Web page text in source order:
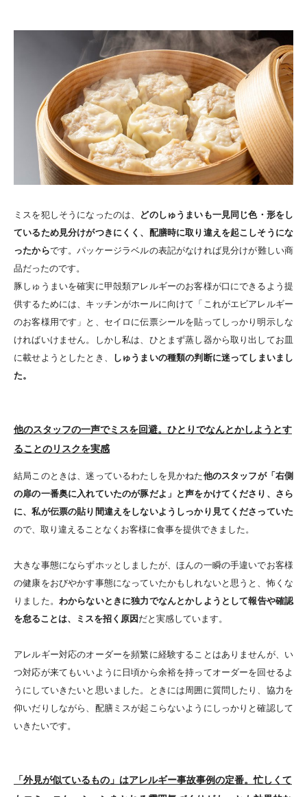
ミスを犯しそうになったのは、
どのしゅうまいも一見同じ色・形をし
ているため見分けがつきにくく、配膳時に取り違えを起こしそうにな
ったからです。パッケージラベルの表記がなければ見分けが難しい商
品だったのです。
豚しゅうまいを確実に甲殻類アレルギーのお客様が口にできるよう提
供するためには、キッチンがホールに向けて「これがエビアレルギー
のお客様用です」と、セイロに伝票シールを貼ってしっかり明示しな
ければいけません。しかし私は、ひとまず蒸し器から取り出してお皿
に載せようとしたとき、
しゅうまいの種類の判断に迷ってしまいまし
た。
他のスタッフの一声でミスを回避。ひとりでなんとかしようとす
ることのリスクを実感
結局このときは、迷っているわたしを見かねた他のスタッフが「右側
の扉の一番奥に入れていたのが豚だよ」と声をかけてくださり、さら
に、私が伝票の貼り間違えをしないようしっかり見てくださっていた
ので、取り違えることなくお客様に食事を提供できました。
大きな事態にならずホッとしましたが、ほんの一瞬の手違いでお客様
の健康をおびやかす事態になっていたかもしれないと思うと、怖くな
りました。 わからないときに独力でなんとかしようとして報告や確認
を怠ることは、ミスを招く原因だと実感しています。
アレルギー対応のオーダーを頻繁に経験することはありませんが、い
つ対応が来てもいいように日頃から余裕を持ってオーダーを回せるよ
うにしていきたいと思いました。ときには周囲に質問したり、協力を
仰いだりしながら、配膳ミスが起こらないようにしっかりと確認して
いきたいです。
「外見が似ているもの」はアレルギー事故事例の定番。忙しくて